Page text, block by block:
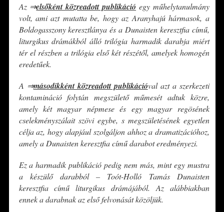
Az ⇒elsőként közreadott publikáció egy műhelytanulmány
volt, ami azt mutatta be, hogy az Aranyhajú hármasok, a
Boldogasszony keresztlánya és a Dunaisten keresztfia című,
liturgikus drámákból álló trilógia harmadik darabja miért
tér el részben a trilógia első két részétől, amelyek homogén
eredetűek.
A ⇒másodikként közreadott publikációval azt a szerkezeti
kontamináció folytán megszülető műmesét adtuk közre,
amely két magyar népmese és egy magyar regösének
cselekményszálait szövi egybe, s megszületésének egyetlen
célja az, hogy alapjául szolgáljon ahhoz a dramatizációhoz,
amely a Dunaisten keresztfia című darabot eredményezi.
Ez a harmadik publikáció pedig nem más, mint egy mustra
a készülő darabból – Toót-Holló Tamás Dunaisten
keresztfia című liturgikus drámájából. Az alábbiakban
ennek a darabnak az első felvonását közöljük.